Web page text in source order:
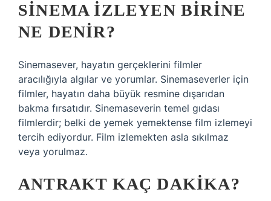
SINEMA IZLEYEN BIRINE
NE DENIR?
Sinemasever, hayatın gerçeklerini filmler
aracılığıyla algılar ve yorumlar. Sinemaseverler için
filmler, hayatın daha büyük resmine dışarıdan
bakma fırsatıdır. Sinemaseverin temel gıdası
filmlerdir; belki de yemek yemektense film izlemeyi
tercih ediyordur. Film izlemekten asla sıkılmaz
veya yorulmaz.
ANTRAKT KAÇ DAKIKA?